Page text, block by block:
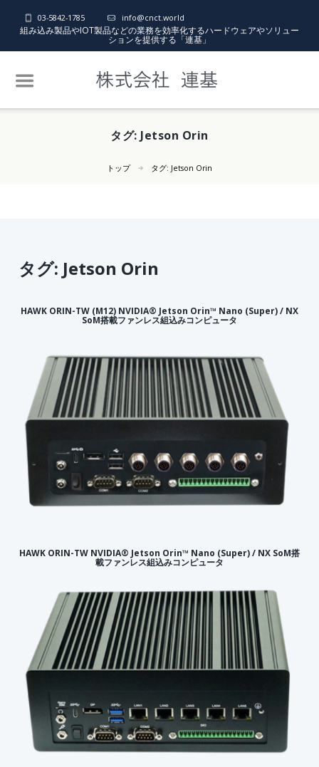
03-5842-1785 info@cnct.world
組み込み製品やIOT製品などの業務を効率化するハードウェアやソリュー
ションを提供する「連基」
タグ: Jetson Orin
トップ タグ: Jetson Orin
タグ: Jetson Orin
HAWK ORIN-TW (M12) NVIDIA® Jetson Orin™ Nano (Super) / NX
SoM搭載ファンレス組込みコンピュータ
HAWK ORIN-TW NVIDIA® Jetson Orin™ Nano (Super) / NX SoM搭
載ファンレス組込みコンピュータ